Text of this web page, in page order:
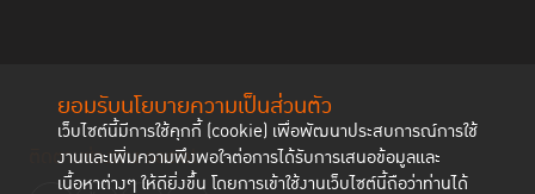
ยอมรับนโยบายความเป็นส่วนตัว
เว็บไซต์นี้มีการใช้คุกกี้ (cookie) เพื่อพัฒนาประสบการณ์การใช้
งานและเพิ่มความพึงพอใจต่อการได้รับการเสนอข้อมูลและ
เนื้อหาต่างๆ ให้ดียิ่งขึ้น โดยการเข้าใช้งานเว็บไซต์นี้ถือว่าท่านได้
ติดตามช่องทาง social